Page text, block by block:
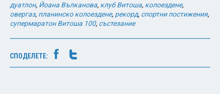
дуатлон, Йоана Вълканова, клуб Витоша, колоездене,
овергаз, планинско колоездене, рекорд, спортни постижения,
супермаратон Витоша 100, състезание
СПОДЕЛЕТЕ: